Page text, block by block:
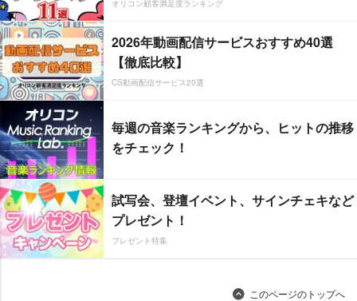
オリコン顧客満足度ランキング
2026年動画配信サービスおすすめ40選
【徹底比較】
CS動画配信サービス20選
毎週の音楽ランキングから、ヒットの推移
をチェック！
試写会、登壇イベント、サインチェキなど
プレゼント！
プレゼント特集
このページのトップへ